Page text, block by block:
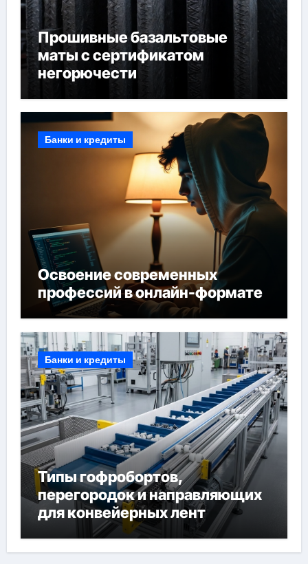
Прошивные базальтовые
маты с сертификатом
негорючести
Банки и кредиты
Освоение современных
профессий в онлайн-формате
Банки и кредиты
Типы гофробортов,
перегородок и направляющих
для конвейерных лент